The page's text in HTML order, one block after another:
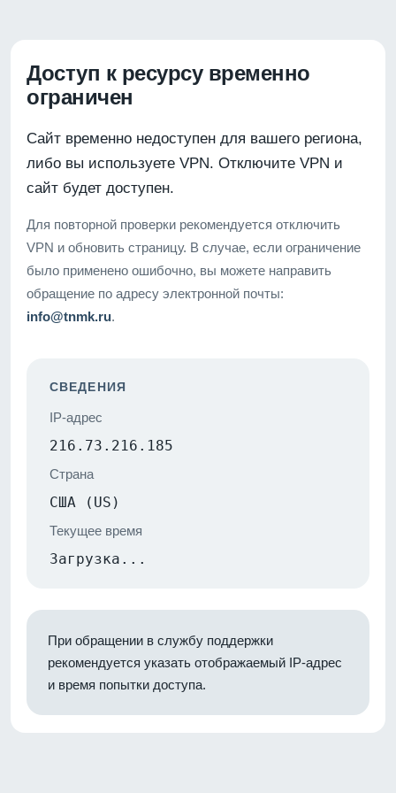
Доступ к ресурсу временно
ограничен
Сайт временно недоступен для вашего региона,
либо вы используете VPN. Отключите VPN и
сайт будет доступен.
Для повторной проверки рекомендуется отключить
VPN и обновить страницу. В случае, если ограничение
было применено ошибочно, вы можете направить
обращение по адресу электронной почты:
info@tnmk.ru.
СВЕДЕНИЯ
IP-адрес
216.73.216.185
Страна
США (US)
Текущее время
Загрузка...
При обращении в службу поддержки
рекомендуется указать отображаемый IP-адрес
и время попытки доступа.